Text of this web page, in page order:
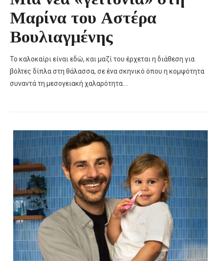
Μαρίνα του Αστέρα
Βουλιαγμένης
Το καλοκαίρι είναι εδώ, και μαζί του έρχεται η διάθεση για
βόλτες δίπλα στη θάλασσα, σε ένα σκηνικό όπου η κομψότητα
συναντά τη μεσογειακή χαλαρότητα….